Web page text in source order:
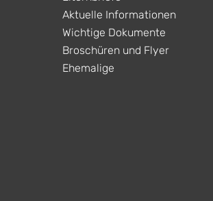
Aktuelle Informationen
Wichtige Dokumente
Broschüren und Flyer
Ehemalige